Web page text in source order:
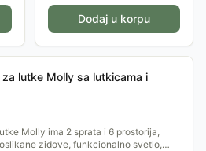
Dodaj u korpu
za lutke Molly sa lutkicama i
Molly ima 2 sprata i 6 prostorija,
zidove, funkcionalno svetlo,